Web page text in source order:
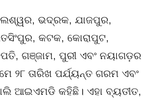
ଭଦ୍ରକ, ଯାଜପୁର,
କଟକ, କୋରାପୁଟ,
ଗଞ୍ଜାମ, ପୁରୀ ଏବଂ ନୟାଗଡ଼ର
୨୮ ତାରିଖ ପର୍ଯ୍ୟନ୍ତ ଗରମ ଏବଂ
ଆଇଏମଡି କହିଛି। ଏହା ବ୍ୟତୀତ,